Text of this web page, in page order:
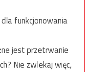
funkcjonowania
jest przetrwanie
Nie zwlekaj więc,